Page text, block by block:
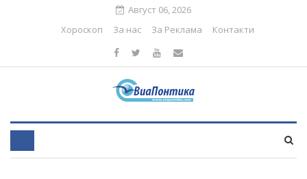
Август 06, 2026
Хороскоп
За нас За Реклама Контакти